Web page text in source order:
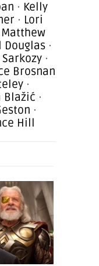
· Kelly
· Lori
Matthew
Douglas ·
·
Brosnan
·
Blažić ·
·
Hill